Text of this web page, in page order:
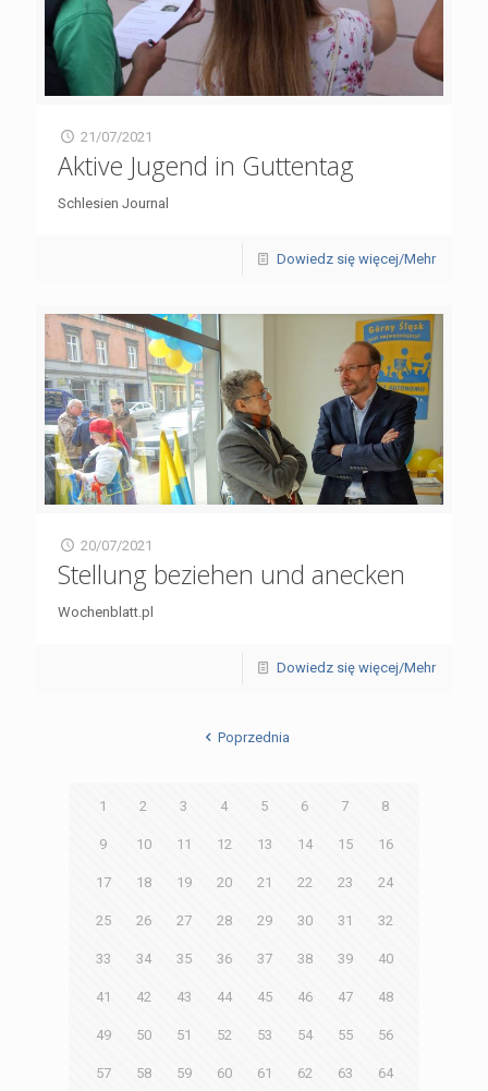
21/07/2021
Aktive Jugend in Guttentag
Schlesien Journal
Dowiedz się więcej/Mehr
20/07/2021
Stellung beziehen und anecken
Wochenblatt.pl
Dowiedz się więcej/Mehr
Poprzednia
1 2 3 4 5 6 7 8
9 10 11 12 13 14 15 16
17 18 19 20 21 22 23 24
25 26 27 28 29 30 31 32
33 34 35 36 37 38 39 40
41 42 43 44 45 46 47 48
49 50 51 52 53 54 55 56
57 58 59 60 61 62 63 64